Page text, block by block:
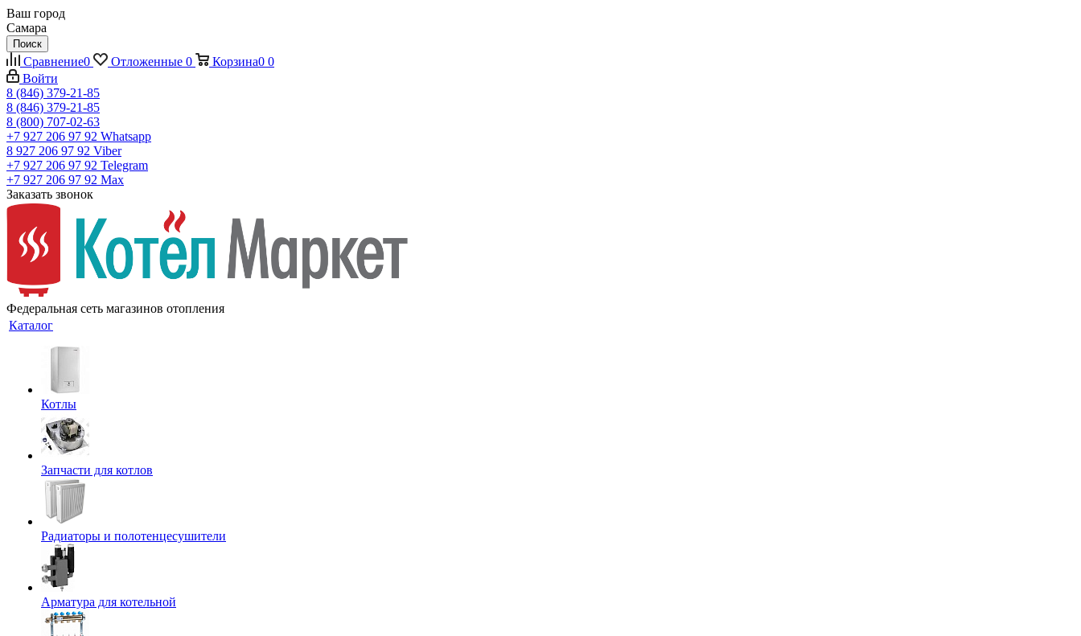
Ваш город
Самара
Поиск
Сравнение0 Отложенные 0 Корзина0 0
Войти
8 (846) 379-21-85
8 (846) 379-21-85
8 (800) 707-02-63
+7 927 206 97 92 Whatsapp
8 927 206 97 92 Viber
+7 927 206 97 92 Telegram
+7 927 206 97 92 Max
Заказать звонок
Федеральная сеть магазинов отопления
Каталог
Котлы
Запчасти для котлов
Радиаторы и полотенцесушители
Арматура для котельной